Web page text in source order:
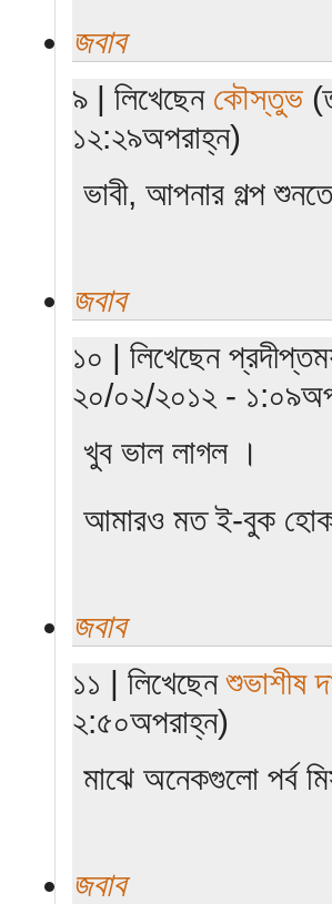
জবাব
৯ | লিখেছেন কৌস্তুভ
১২:২৯অপরাহ্ন)
ভাবী, আপনার গল্প
জবাব
১০ | লিখেছেন
২০/০২/২০১২ -
খুব ভাল লাগল ।
আমারও মত ই-বুক
জবাব
১১ | লিখেছেনশুভাশীষ
২:৫০অপরাহ্ন)
মাঝে অনেকগুলো পর্ব
জবাব